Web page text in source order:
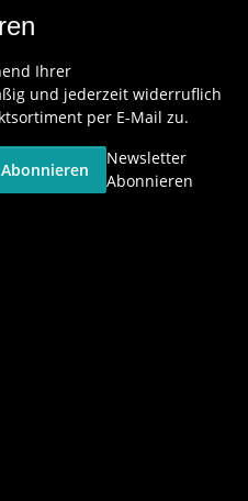
Ihrer
und jederzeit widerruflich
per E-Mail zu.
Abonnieren
Newsletter
Abonnieren